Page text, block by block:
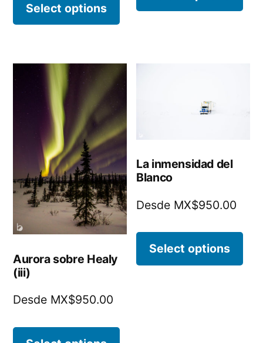
Select options
Aurora sobre Healy
(iii)
Desde MX$950.00
La inmensidad del
Blanco
Desde MX$950.00
Select options